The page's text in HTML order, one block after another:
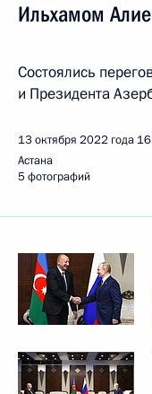
Ильхамом
Состоялись
и Президента
13 октября 2022 года
Астана
5 фотографий